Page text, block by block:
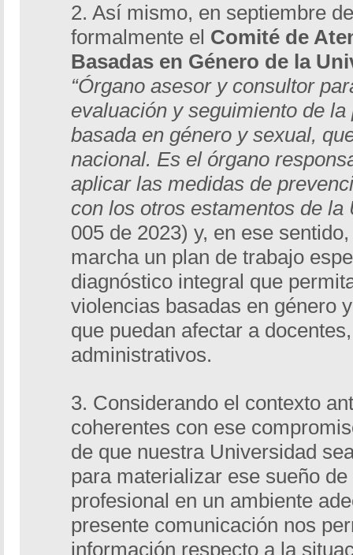
2. Así mismo, en septiembre
formalmente el Comité de
Basadas en Género de la
“Órgano asesor y consultor
evaluación y seguimiento de
basada en género y sexual,
nacional. Es el órgano
aplicar las medidas de
con los otros estamentos de la
005 de 2023) y, en ese
marcha un plan de trabajo
diagnóstico integral que
violencias basadas en género
que puedan afectar a
administrativos.
3. Considerando el contexto
coherentes con ese
de que nuestra Universidad
para materializar ese sueño
profesional en un ambiente
presente comunicación nos
información respecto a la